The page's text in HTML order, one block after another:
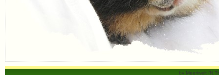
by Meeriwelt